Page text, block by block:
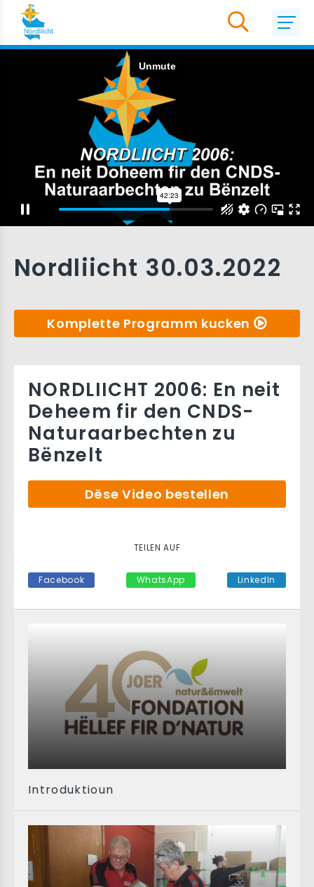
Nordliicht 30.03.2022
Komplette Programm kucken
Introduktioun
NORDLIICHT 2006: En neit
Deheem fir den CNDS-
Naturaarbechten zu
Bënzelt
Dëse Video bestellen
TEILEN AUF
Facebook WhatsApp LinkedIn